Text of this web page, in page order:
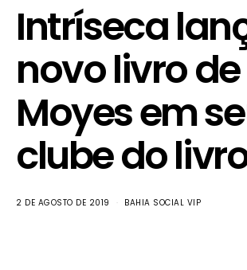
Intríseca
novo livro
Moyes em
clube do
2 DE AGOSTO DE 2019 BAHIA SOCIAL VIP